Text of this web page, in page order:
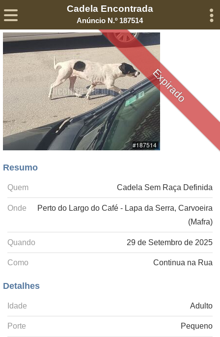
Expirado
Cadela Encontrada
Anúncio N.º 187514
Resumo
Quem Cadela Sem Raça Definida
Onde
Perto do Largo do Café - Lapa da Serra, Carvoeira
(Mafra)
Quando 29 de Setembro de 2025
Como Continua na Rua
Detalhes
Idade Adulto
Porte Pequeno
Sobre Declaração de Privacidade Termos de Serviço
©2005-2026 Encontra-me® – Todos os Direitos Reservados